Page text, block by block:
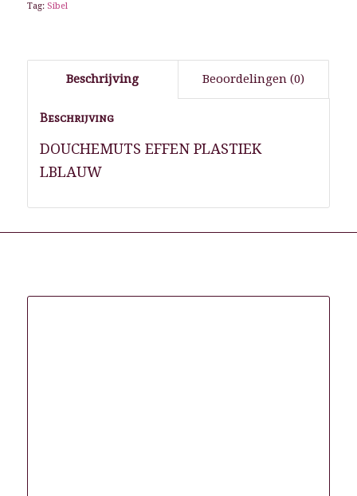
Tag: Sibel
Beschrijving Beoordelingen (0)
Beschrijving
DOUCHEMUTS EFFEN PLASTIEK
LBLAUW